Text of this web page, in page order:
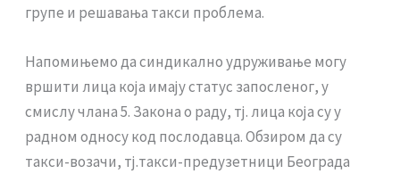
групе и решавања такси проблема.
Напомињемо да синдикално удруживање могу
вршити лица која имају статус запосленог, у
смислу члана 5. Закона о раду, тј. лица која су у
радном односу код послодавца. Обзиром да су
такси-возачи, тј.такси-предузетници Београда